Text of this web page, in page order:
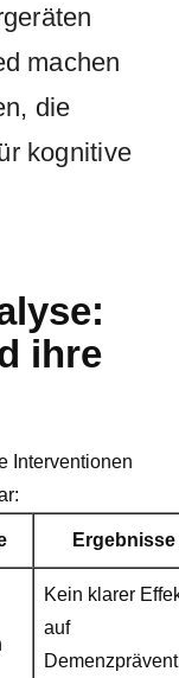
machen
die
kognitive
ihre
Interventionen
Ergebnisse
Kein klarer
auf